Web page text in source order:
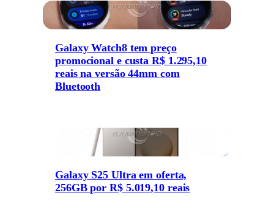
Galaxy Watch8 tem preço
promocional e custa R$ 1.295,10
reais na versão 44mm com
Bluetooth
Galaxy S25 Ultra em oferta,
256GB por R$ 5.019,10 reais